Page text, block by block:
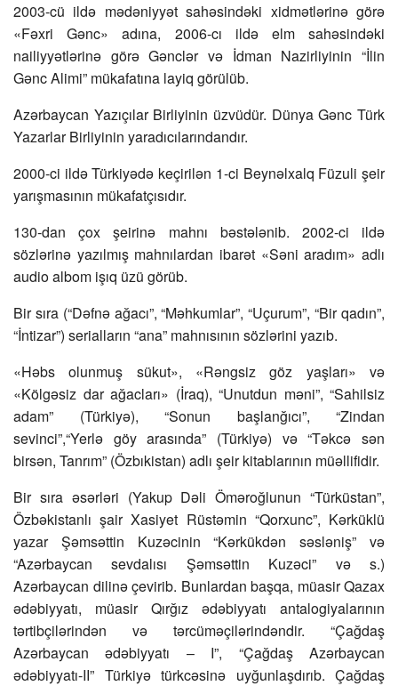
2003-cü ildə mədəniyyət sahəsindəki xidmətlərinə görə
«Fəxri Gənc» adına, 2006-cı ildə elm sahəsindəki
nailiyyətlərinə görə Gənclər və İdman Nazirliyinin “İlin
Gənc Alimi” mükafatına layiq görülüb.
Azərbaycan Yazıçılar Birliyinin üzvüdür. Dünya Gənc Türk
Yazarlar Birliyinin yaradıcılarındandır.
2000-ci ildə Türkiyədə keçirilən 1-ci Beynəlxalq Füzuli şeir
yarışmasının mükafatçısıdır.
130-dan çox şeirinə mahnı bəstələnib. 2002-ci ildə
sözlərinə yazılmış mahnılardan ibarət «Səni aradım» adlı
audio albom işıq üzü görüb.
Bir sıra (“Dəfnə ağacı”, “Məhkumlar”, “Uçurum”, “Bir qadın”,
“İntizar”) serialların “ana” mahnısının sözlərini yazıb.
«Həbs olunmuş sükut», «Rəngsiz göz yaşları» və
«Kölgəsiz dar ağacları» (İraq), “Unutdun məni”, “Sahilsiz
adam” (Türkiyə), “Sonun başlanğıcı”, “Zindan
sevinci”,“Yerlə göy arasında” (Türkiyə) və “Təkcə sən
birsən, Tanrım” (Özbıkistan) adlı şeir kitablarının müəllifidir.
Bir sıra əsərləri (Yakup Dəli Öməroğlunun “Türküstan”,
Özbəkistanlı şair Xasiyet Rüstəmin “Qorxunc”, Kərküklü
yazar Şəmsəttin Kuzəcinin “Kərkükdən səsləniş” və
“Azərbaycan sevdalısı Şəmsəttin Kuzəci” və s.)
Azərbaycan dilinə çevirib. Bunlardan başqa, müasir Qazax
ədəbiyyatı, müasir Qırğız ədəbiyyatı antalogiyalarının
tərtibçilərindən və tərcüməçilərindəndir. “Çağdaş
Azərbaycan ədəbiyyatı – I”, “Çağdaş Azərbaycan
ədəbiyyatı-II” Türkiyə türkcəsinə uyğunlaşdırıb. Çağdaş